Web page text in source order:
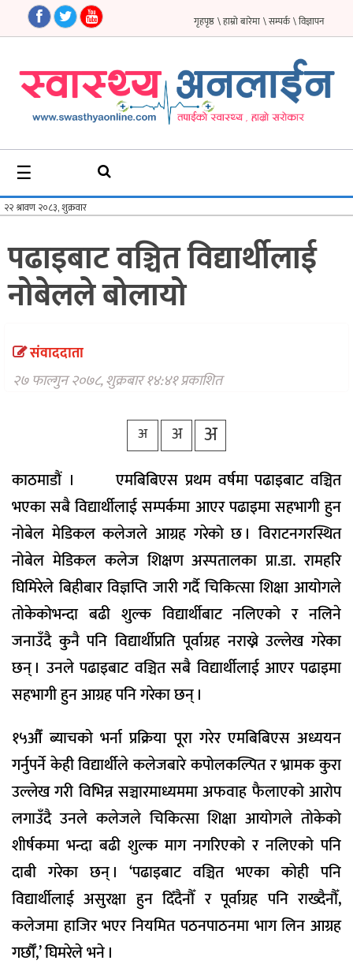
गृहपृष्ठ
समाचार
फिचर
अन्तर्वार्ता
विचार
ब्लग
वैकल्पिक
चिकित्सा
भिडियो
\ विज्ञापन
\ सम्पर्क
\ हाम्रो बारेमा
गृहपृष्ठ
☰
पढाइबाट वञ्चित विद्यार्थीलाई
नोबेलले बोलायो
संवाददाता
२७ फाल्गुन २०७८, शुक्रबार १४:४१ प्रकाशित
अ अ अ
काठमाडौं । एमबिबिएस प्रथम वर्षमा पढाइबाट वञ्चित
भएका सबै विद्यार्थीलाई सम्पर्कमा आएर पढाइमा सहभागी हुन
नोबेल मेडिकल कलेजले आग्रह गरेको छ । विराटनगरस्थित
नोबेल मेडिकल कलेज शिक्षण अस्पतालका प्रा.डा. रामहरि
घिमिरेले बिहीबार विज्ञप्ति जारी गर्दै चिकित्सा शिक्षा आयोगले
तोकेकोभन्दा बढी शुल्क विद्यार्थीबाट नलिएको र नलिने
जनाउँदै कुनै पनि विद्यार्थीप्रति पूर्वाग्रह नराख्ने उल्लेख गरेका
छन् । उनले पढाइबाट वञ्चित सबै विद्यार्थीलाई आएर पढाइमा
सहभागी हुन आग्रह पनि गरेका छन् ।
१५औँ ब्याचको भर्ना प्रक्रिया पूरा गरेर एमबिबिएस अध्ययन
गर्नुपर्ने केही विद्यार्थीले कलेजबारे कपोलकल्पित र भ्रामक कुरा
उल्लेख गरी विभिन्न सञ्चारमाध्यममा अफवाह फैलाएको आरोप
लगाउँदै उनले कलेजले चिकित्सा शिक्षा आयोगले तोकेको
शीर्षकमा भन्दा बढी शुल्क माग नगरिएको र नलिएको पनि
दाबी गरेका छन् । ‘पढाइबाट वञ्चित भएका कोही पनि
विद्यार्थीलाई असुरक्षा हुन दिँदैनौँ र पूर्वाग्रह पनि राख्दैनौँ,
कलेजमा हाजिर भएर नियमित पठनपाठनमा भाग लिन आग्रह
गर्छाैँ,’ घिमरेले भने ।